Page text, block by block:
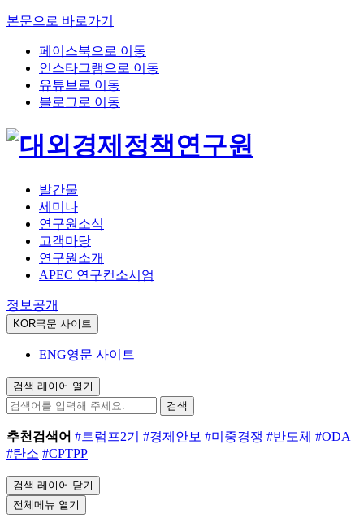
본문으로 바로가기
페이스북으로 이동
인스타그램으로 이동
유튜브로 이동
블로그로 이동
발간물
세미나
연구원소식
고객마당
연구원소개
APEC 연구컨소시엄
정보공개
KOR국문 사이트
ENG영문 사이트
검색 레이어 열기
검색
추천검색어 #트럼프2기 #경제안보 #미중경쟁 #반도체 #ODA
#탄소 #CPTPP
검색 레이어 닫기
전체메뉴 열기